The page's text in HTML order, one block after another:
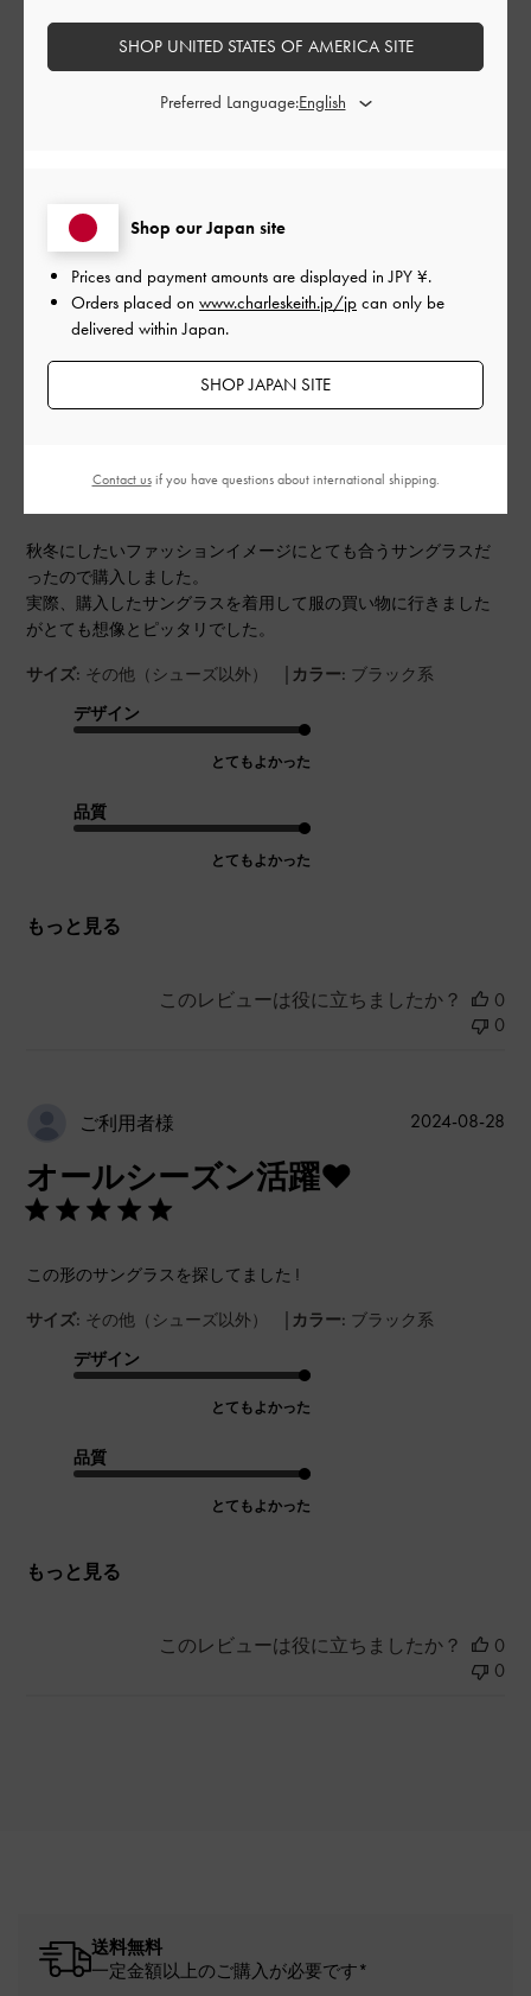
とてもよかった
このレビューは役に立ちましたか？
秋冬にしたいファッションイメージにとても合うサングラスだ
ったので購入しました。
実際、購入したサングラスを着用して服の買い物に行きました
がとても想像とピッタリでした。
サイズ: その他（シューズ以外） | カラー: ブラック系
デザイン
とてもよかった
品質
とてもよかった
もっと見る
このレビューは役に立ちましたか？
0
0
ご利用者様
オールシーズン活躍♥
この形のサングラスを探してました !
サイズ: その他（シューズ以外） | カラー: ブラック系
デザイン
とてもよかった
品質
とてもよかった
もっと見る
公
2024-08-28
このレビューは役に立ちましたか？
0
0
送料無料
一定金額以上のご購入が必要です*
Shop our Japan site
Prices and payment amounts are displayed inJPY ¥.
Orders placed on www.charleskeith.jp/jp can only be
delivered within Japan.
SHOP JAPAN SITE
SHOP UNITED STATES OF AMERICA SITE
Preferred Language:
Contact usif you have questions about international shipping.